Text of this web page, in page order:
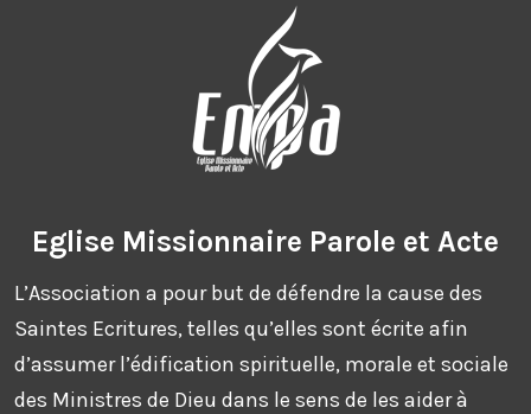
Eglise Missionnaire Parole et Acte
L’Association a pour but de défendre la cause des
Saintes Ecritures, telles qu’elles sont écrite afin
d’assumer l’édification spirituelle, morale et sociale
des Ministres de Dieu dans le sens de les aider à